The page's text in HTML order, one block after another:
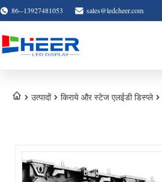
86--13927481053 sales@ledcheer.com
उत्पादों किराये और स्टेज एलईडी डिस्प्ले